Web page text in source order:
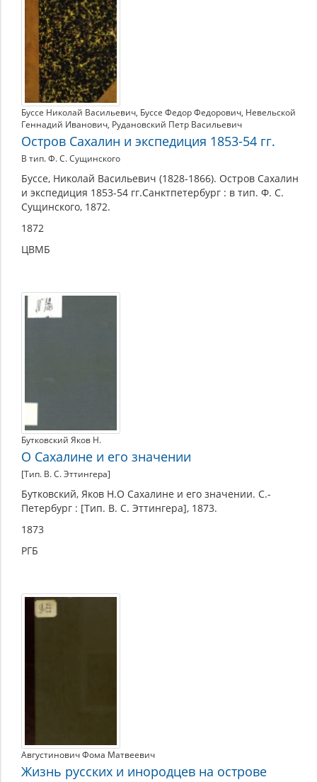
Буссе Николай Васильевич, Буссе Федор Федорович, Невельской
Геннадий Иванович, Рудановский Петр Васильевич
Остров Сахалин и экспедиция 1853-54 гг.
В тип. Ф. С. Сущинского
Буссе, Николай Васильевич (1828-1866). Остров Сахалин
и экспедиция 1853-54 гг.Санктпетербург : в тип. Ф. С.
Сущинского, 1872.
1872
ЦВМБ
Бутковский Яков Н.
О Сахалине и его значении
[Тип. В. С. Эттингера]
Бутковский, Яков Н.О Сахалине и его значении. С.-
Петербург : [Тип. В. С. Эттингера], 1873.
1873
РГБ
Августинович Фома Матвеевич
Жизнь русских и инородцев на острове